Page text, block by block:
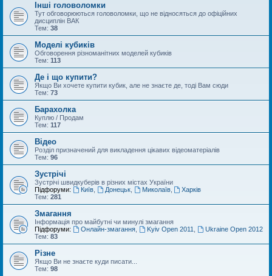
Інші головоломки
Тут обговорюються головоломки, що не відносяться до офіційних
дисциплін ВАК
Тем: 38
Моделі кубиків
Обговорення різноманітних моделей кубиків
Тем: 113
Де і що купити?
Якщо Ви хочете купити кубик, але не знаєте де, тоді Вам сюди
Тем: 73
Барахолка
Куплю / Продам
Тем: 117
Відео
Розділ призначений для викладення цікавих відеоматеріалів
Тем: 96
Зустрічі
Зустрічі швидкуберів в різних містах України
Підфоруми:
Київ, Донецьк, Миколаїв,
Харків
Тем: 281
Змагання
Інформація про майбутні чи минулі змагання
Підфоруми:
Онлайн-змагання, Kyiv Open 2011
Ukraine Open 2012
Тем: 83
Різне
Якщо Ви не знаєте куди писати...
Тем: 98